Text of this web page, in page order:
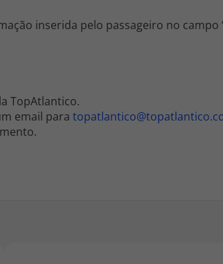
inserida pelo passageiro no campo
TopAtlantico.
email para